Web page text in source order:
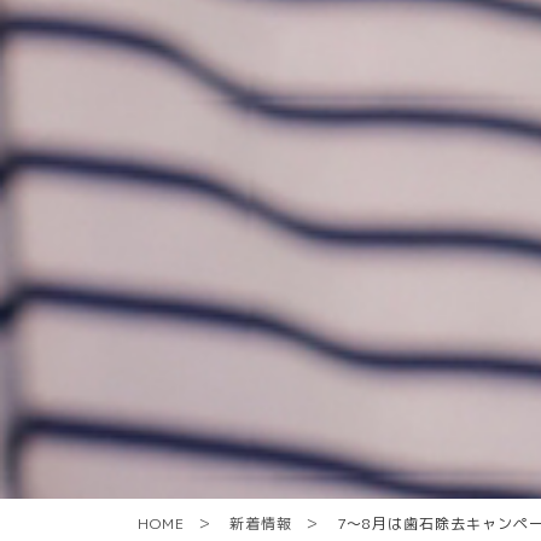
HOME 新着情報 7～8月は歯石除去キャンペ